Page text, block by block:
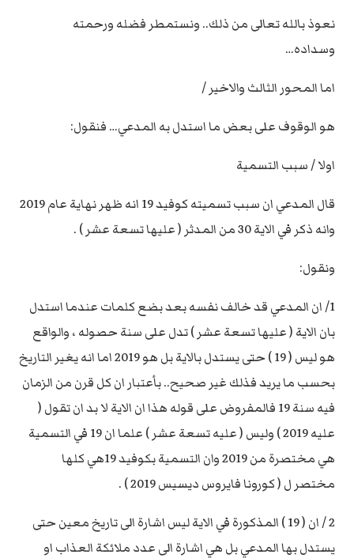
نعوذ بالله تعالى من ذلك.. ونستمطر فضله ورحمته
وسداده…
اما المحور الثالث والاخير /
هو الوقوف على بعض ما استدل به المدعي… فنقول:
اولا / سبب التسمية
قال المدعي ان سبب تسميته كوفيد 19 انه ظهر نهاية عام 2019
وانه ذكر في الاية 30 من المدثر ( عليها تسعة عشر ) .
ونقول:
1/ ان المدعي قد خالف نفسه بعد بضع كلمات عندما استدل
بان الاية ( عليها تسعة عشر ) تدل على سنة حصوله ، والواقع
هو ليس ( 19 ) حتى يستدل بالاية بل هو 2019 اما انه يغير التاريخ
بحسب ما يريد فذلك غير صحيح.. بأعتبار ان كل قرن من الزمان
فيه سنة 19 فالمفروض على قوله هذا ان الاية لا بد ان تقول (
عليه 2019 ) وليس ( عليه تسعة عشر ) علما ان 19 في التسمية
هي مختصرة من 2019 وان التسمية بكوفيد 19هي كلها
مختصر ل ( كورونا فايروس ديسيس 2019 ) .
2 / ان ( 19 ) المذكورة في الاية ليس اشارة الى تاريخ معين حتى
يستدل بها المدعي بل هي اشارة الى عدد ملائكة العذاب او